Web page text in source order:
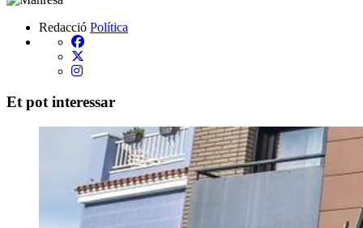
Redacció Política
Et pot interessar